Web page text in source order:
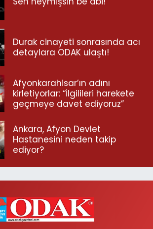
Durak cinayeti sonrasında acı
detaylara ODAK ulaştı!
Afyonkarahisar’ın adını
kirletiyorlar: “İlgilileri harekete
geçmeye davet ediyoruz”
Ankara, Afyon Devlet
Hastanesini neden takip
ediyor?